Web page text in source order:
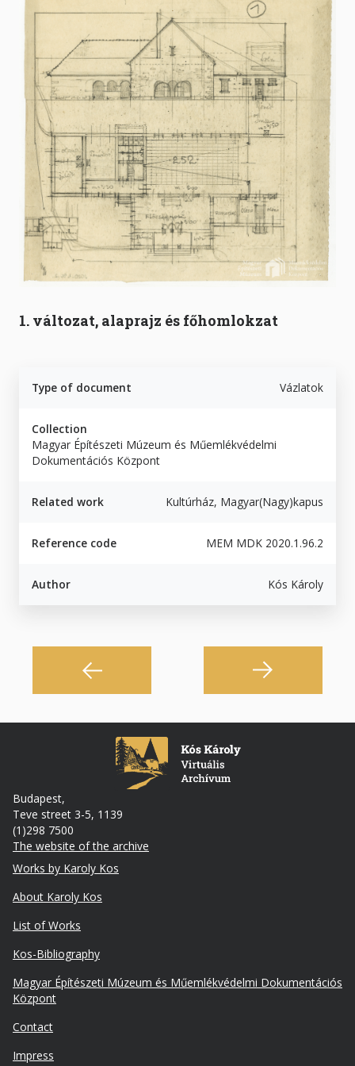
1. változat, alaprajz és főhomlokzat
Type of document Vázlatok
Collection
Magyar Építészeti Múzeum és Műemlékvédelmi
Dokumentációs Központ
Related work Kultúrház, Magyar(Nagy)kapus
Reference code MEM MDK 2020.1.96.2
Author Kós Károly
Budapest,
Teve street 3-5, 1139
(1)298 7500
The website of the archive
Footer
Works by Karoly Kos
About Karoly Kos
List of Works
Kos-Bibliography
Lábléc
másodlagos
Magyar Építészeti Múzeum és Műemlékvédelmi Dokumentációs
Központ
Contact
Impress